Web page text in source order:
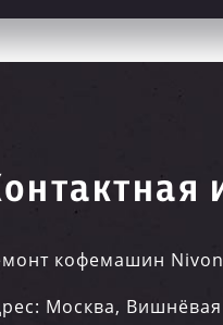
кофемашин
Москва, Вишнёвая